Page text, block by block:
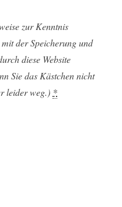
zur Kenntnis
der Speicherung und
diese Website
Sie das Kästchen nicht
leider weg.) *